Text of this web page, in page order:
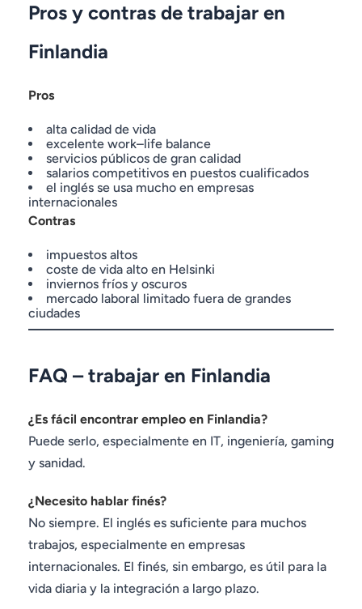
Pros y contras de trabajar en
Finlandia
Pros
alta calidad de vida
excelente work–life balance
servicios públicos de gran calidad
salarios competitivos en puestos cualificados
el inglés se usa mucho en empresas
internacionales
Contras
impuestos altos
coste de vida alto en Helsinki
inviernos fríos y oscuros
mercado laboral limitado fuera de grandes
ciudades
FAQ – trabajar en Finlandia
¿Es fácil encontrar empleo en Finlandia?
Puede serlo, especialmente en IT, ingeniería, gaming
y sanidad.
¿Necesito hablar finés?
No siempre. El inglés es suficiente para muchos
trabajos, especialmente en empresas
internacionales. El finés, sin embargo, es útil para la
vida diaria y la integración a largo plazo.